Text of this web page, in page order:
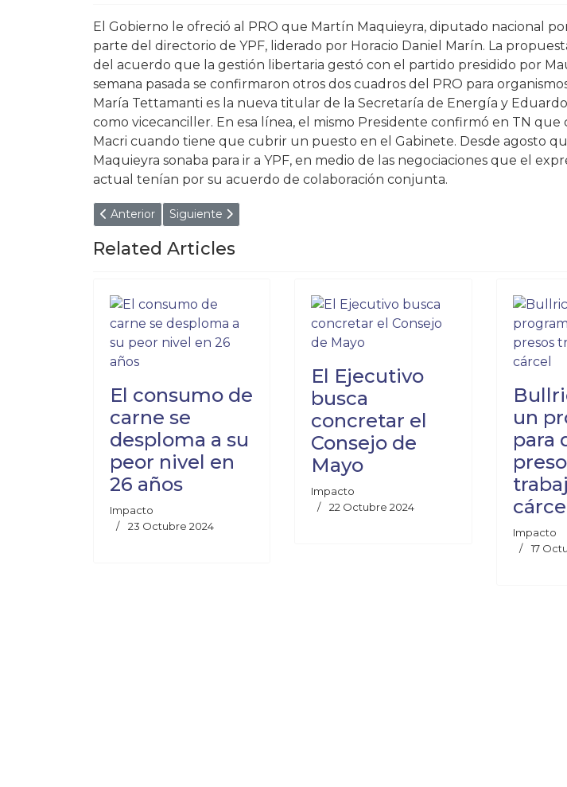
El Gobierno le ofreció al PRO que Martín Maquieyra, diputado nacional
parte del directorio de YPF, liderado por Horacio Daniel Marín. La
del acuerdo que la gestión libertaria gestó con el partido presidido por
semana pasada se confirmaron otros dos cuadros del PRO para
María Tettamanti es la nueva titular de la Secretaría de Energía y
como vicecanciller. En esa línea, el mismo Presidente confirmó en TN que
Macri cuando tiene que cubrir un puesto en el Gabinete. Desde agosto
Maquieyra sonaba para ir a YPF, en medio de las negociaciones que el
actual tenían por su acuerdo de colaboración conjunta.
Artículo anterior: El consumo de carne se desploma a su peor nivel en 26 años
Anterior Artículo siguiente: El Ejecutivo busca concretar el Consejo de Mayo
Siguiente
Related Articles
El consumo de
carne se
desploma a su
peor nivel en
26 años
Impacto
23 Octubre 2024
El Ejecutivo
busca
concretar el
Consejo de
Mayo
Impacto
22 Octubre 2024
un
para
Impacto
17